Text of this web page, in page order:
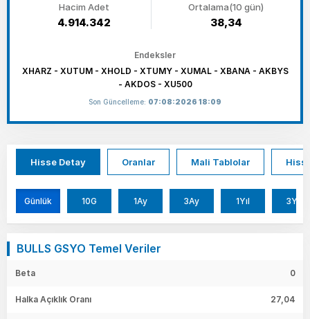
Hacim Adet
4.914.342
Ortalama(10 gün)
38,34
Endeksler
XHARZ - XUTUM - XHOLD - XTUMY - XUMAL - XBANA - AKBYS
- AKDOS - XU500
Son Güncelleme: 07:08:2026 18:09
Hisse Detay Oranlar Mali Tablolar
Günlük 10G 1Ay 3Ay 1Yıl 3Yıl
BULLS GSYO Temel Veriler
Beta 0
Halka Açıklık Oranı 27,04